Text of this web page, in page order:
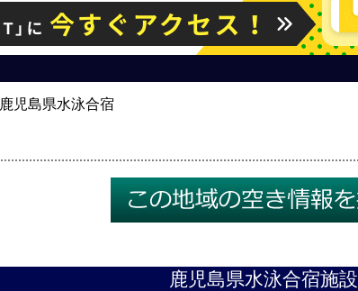
鹿児島県水泳合宿
鹿児島県水泳合宿施設